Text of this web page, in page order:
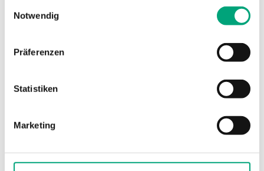
Notwendig
Präferenzen
Statistiken
Marketing
nicht aggressive
Dämpfung
Klemmentyp Schraubklemme
Klemmen Drahtstärke 1.5 mm²